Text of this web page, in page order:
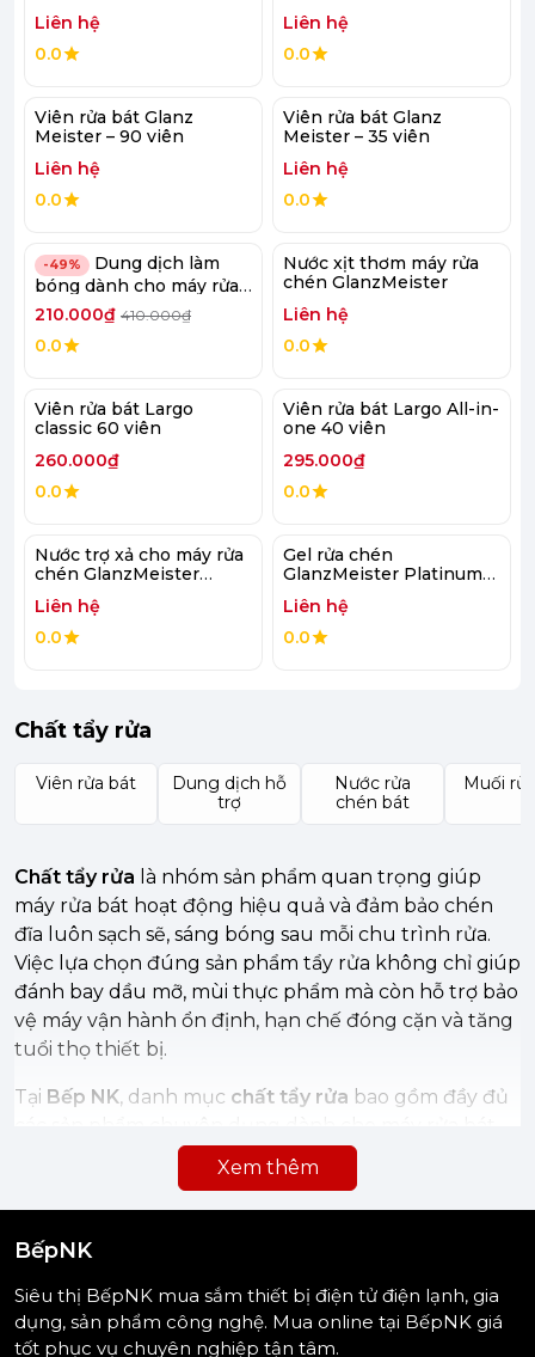
Liên hệ
0.0
Liên hệ
0.0
Viên rửa bát Glanz
Meister – 90 viên
Liên hệ
0.0
Viên rửa bát Glanz
Meister – 35 viên
Liên hệ
0.0
-49% Dung dịch làm
bóng dành cho máy rửa
bát Largo 1 lít
210.000₫ 410.000₫
0.0
Nước xịt thơm máy rửa
chén GlanzMeister
Liên hệ
0.0
Viên rửa bát Largo
classic 60 viên
260.000₫
0.0
Viên rửa bát Largo All-in-
one 40 viên
295.000₫
0.0
Nước trợ xả cho máy rửa
chén GlanzMeister
Liên hệ
0.0
Gel rửa chén
GlanzMeister Platinum
Liên hệ
0.0
Chất tẩy rửa
Viên rửa bát
Dung dịch hỗ
trợ
Nước rửa
chén bát
Muối
Chất tẩy rửa là nhóm sản phẩm quan trọng giúp
máy rửa bát hoạt động hiệu quả và đảm bảo chén
đĩa luôn sạch sẽ, sáng bóng sau mỗi chu trình rửa.
Việc lựa chọn đúng sản phẩm tẩy rửa không chỉ giúp
đánh bay dầu mỡ, mùi thực phẩm mà còn hỗ trợ bảo
vệ máy vận hành ổn định, hạn chế đóng cặn và tăng
tuổi thọ thiết bị.
Tại Bếp NK, danh mục chất tẩy rửa bao gồm đầy đủ
viên rửa bát, gel rửa bát, muối rửa bát, nước
và nhiều loại
dung dịch/hóa chất hỗ trợ
khác. Mỗi loại đều có vai trò riêng trong quá trình
rửa: viên hoặc gel giúp làm sạch dầu mỡ và cặn bẩn,
muối giúp làm mềm nước và hạn chế đóng cặn, còn
nước làm bóng giúp bát đĩa khô nhanh và sáng đẹp
hơn.
Xem thêm
BếpNK
Siêu thị BếpNK mua sắm thiết bị điện tử điện lạnh, gia
dụng, sản phẩm công nghệ. Mua online tại BếpNK giá
tốt phục vụ chuyên nghiệp tận tâm.